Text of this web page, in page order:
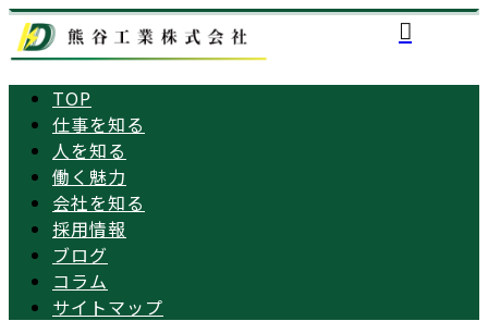
TOP
仕事を知る
人を知る
働く魅力
会社を知る
採用情報
ブログ
コラム
サイトマップ